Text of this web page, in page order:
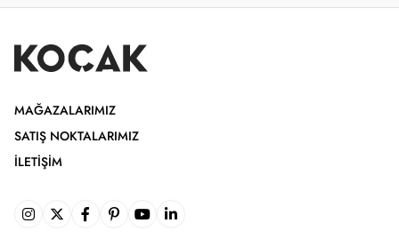
MAĞAZALARIMIZ
SATIŞ NOKTALARIMIZ
İLETIŞIM